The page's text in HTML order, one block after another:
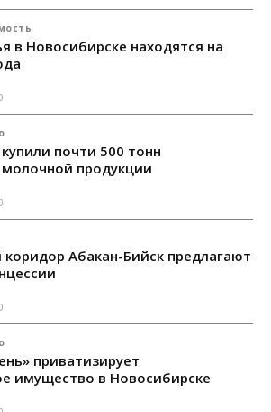
в Новосибирске находятся на
почти 500 тонн
продукции
Абакан-Бийск предлагают
приватизирует
имущество в Новосибирске